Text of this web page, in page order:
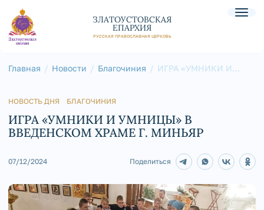
ЗЛАТОУСТОВСКАЯ
ЕПАРХИЯ
РУССКАЯ ПРАВОСЛАВНАЯ ЦЕРКОВЬ
Главная Новости Благочиния
ИГРА «УМНИКИ И
НОВОСТЬ ДНЯ БЛАГОЧИНИЯ
ИГРА «УМНИКИ И УМНИЦЫ» В
ВВЕДЕНСКОМ ХРАМЕ Г. МИНЬЯР
07/12/2024 Поделиться